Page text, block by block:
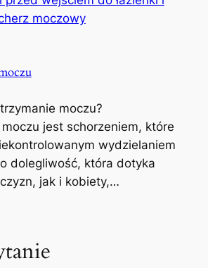
moczu?
jest schorzeniem, które
wydzielaniem
dolegliwość, która dotyka
jak i kobiety,…